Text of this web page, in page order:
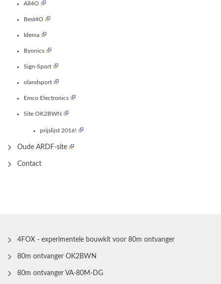
All4O
Best4O
Idema
Byonics
Sign-Sport
olandsport
Emco Electronics
Site OK2BWN
prijslijst 2016!
Oude ARDF-site
Contact
4FOX - experimentele bouwkit voor 80m ontvanger
80m ontvanger OK2BWN
80m ontvanger VA-80M-DG